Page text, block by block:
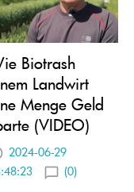
Biotrash
Landwirt
Menge Geld
(VIDEO)
2024-06-29
(0)